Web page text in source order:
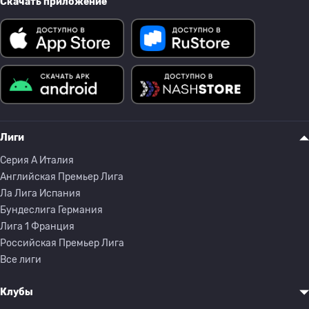
Лиги
Серия A Италия
Английская Премьер Лига
Ла Лига Испания
Бундеслига Германия
Лига 1 Франция
Российская Премьер Лига
Все лиги
Клубы